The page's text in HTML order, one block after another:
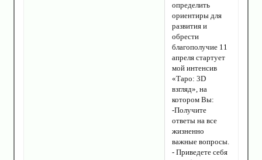
определить
ориентиры для
развития и
обрести
благополучие 11
апреля стартует
мой интенсив
«Таро: 3D
взгляд», на
котором Вы:
-Получите
ответы на все
жизненно
важные вопросы.
- Приведете себя